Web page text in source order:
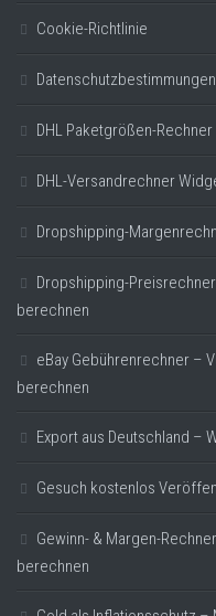
Cookie-Richtlinie
Datenschutzbestimmungen
DHL Paketgrößen-
DHL-Versandrechner
Dropshipping-
Dropshipping-
berechnen
eBay Gebührenrechner –
berechnen
Export aus Deutschland –
Gesuch kostenlos
Gewinn- & Margen-
berechnen